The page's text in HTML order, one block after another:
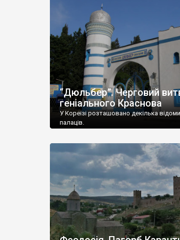
“Дюльбер”. Черговий
геніального Краснова
У Кореїзі розташовано декілька
палаців.